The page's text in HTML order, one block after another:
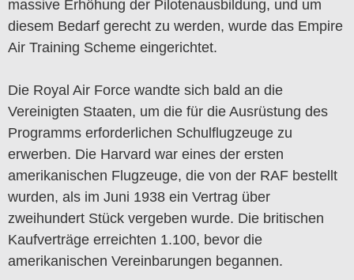
massive Erhöhung der Pilotenausbildung, und um
diesem Bedarf gerecht zu werden, wurde das Empire
Air Training Scheme eingerichtet.
Die Royal Air Force wandte sich bald an die
Vereinigten Staaten, um die für die Ausrüstung des
Programms erforderlichen Schulflugzeuge zu
erwerben. Die Harvard war eines der ersten
amerikanischen Flugzeuge, die von der RAF bestellt
wurden, als im Juni 1938 ein Vertrag über
zweihundert Stück vergeben wurde. Die britischen
Kaufverträge erreichten 1.100, bevor die
amerikanischen Vereinbarungen begannen.